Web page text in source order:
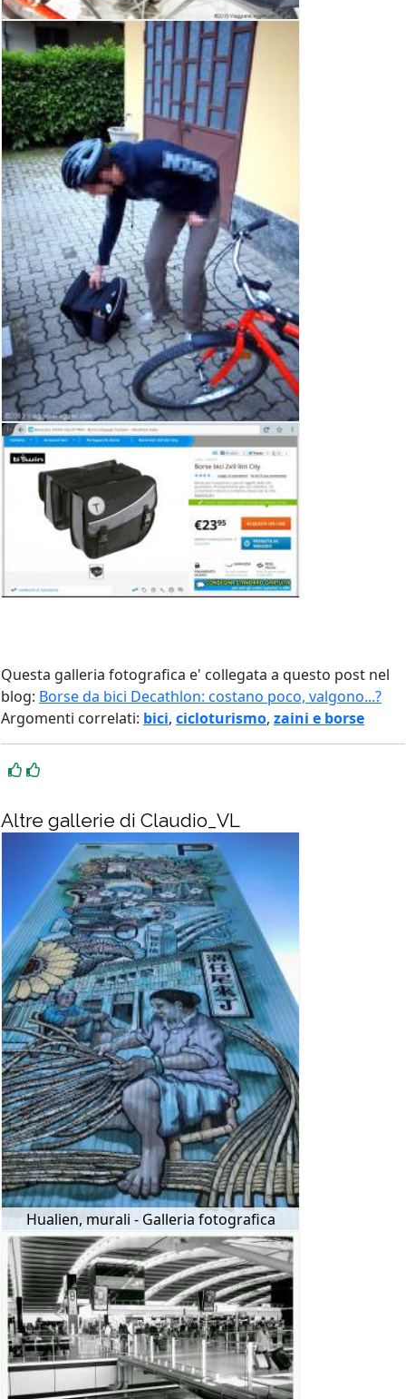
Questa galleria fotografica e' collegata a questo post nel
blog: Borse da bici Decathlon: costano poco, valgono...?
Argomenti correlati: bici, cicloturismo, zaini e borse
Altre gallerie di Claudio_VL
Hualien, murali - Galleria fotografica